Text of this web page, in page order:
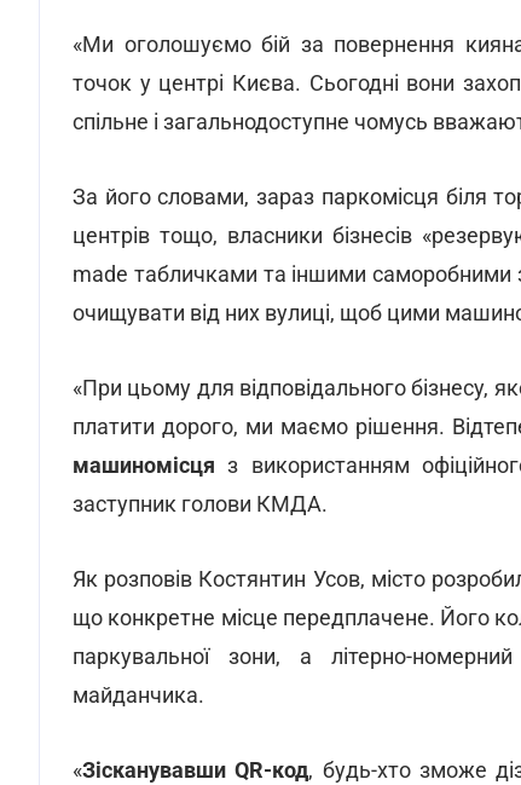
«Ми оголошуємо бій за повернення
точок у центрі Києва. Сьогодні вони
спільне і загальнодоступне чомусь
За його словами, зараз паркомісця біля
центрів тощо, власники бізнесів
made табличками та іншими саморобними
очищувати від них вулиці, щоб цими
«При цьому для відповідального бізнесу,
платити дорого, ми маємо рішення.
машиномісця з використанням
заступник голови КМДА.
Як розповів Костянтин Усов, місто
що конкретне місце передплачене. Його
паркувальної зони, а літерно-
майданчика.
«Зісканувавши QR-код, будь-хто зможе